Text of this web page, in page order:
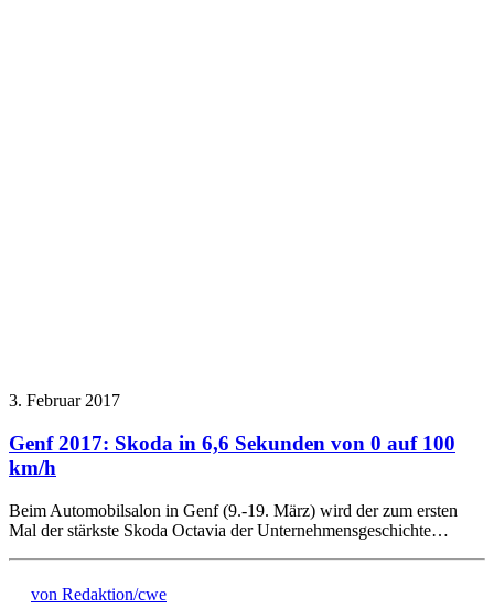
3. Februar 2017
Genf 2017: Skoda in 6,6 Sekunden von 0 auf 100
km/h
Beim Automobilsalon in Genf (9.-19. März) wird der zum ersten
Mal der stärkste Skoda Octavia der Unternehmensgeschichte…
von Redaktion/cwe